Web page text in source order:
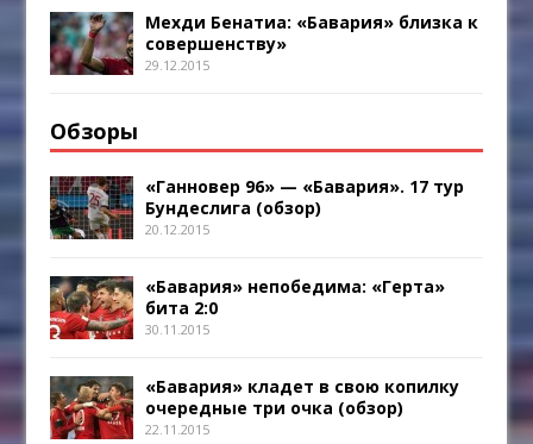
Мехди Бенатиа: «Бавария» близка к
совершенству»
29.12.2015
Обзоры
«Ганновер 96» — «Бавария». 17 тур
Бундеслига (обзор)
20.12.2015
«Бавария» непобедима: «Герта»
бита 2:0
30.11.2015
«Бавария» кладет в свою копилку
очередные три очка (обзор)
22.11.2015